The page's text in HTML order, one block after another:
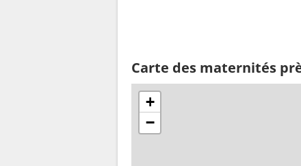
Carte des maternités
+
−